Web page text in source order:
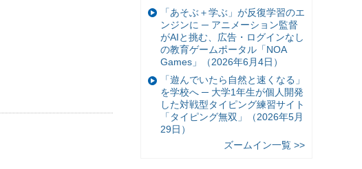
「あそぶ＋学ぶ」が反復学習のエ
ンジンに ─ アニメーション監督
がAIと挑む、広告・ログインなし
の教育ゲームポータル「NOA
Games」（2026年6月4日）
「遊んでいたら自然と速くなる」
を学校へ ─ 大学1年生が個人開発
した対戦型タイピング練習サイト
「タイピング無双」（2026年5月
29日）
ズームイン一覧 >>